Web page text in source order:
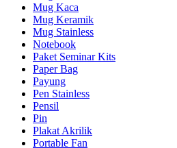
Mug Kaca
Mug Keramik
Mug Stainless
Notebook
Paket Seminar Kits
Paper Bag
Payung
Pen Stainless
Pensil
Pin
Plakat Akrilik
Portable Fan